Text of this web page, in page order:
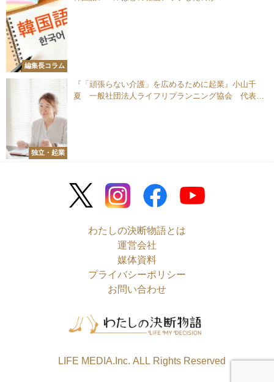
編集長コラム
独立・起業
『「頑張らない介護」を広めるために起業』小山千
夏 一般社団法人ライフリプランニング協会 代表理
わたしの決断物語とは
運営会社
媒体資料
プライバシーポリシー
お問い合わせ
©LIFE MEDIA.Inc. ALL Rights Reserved